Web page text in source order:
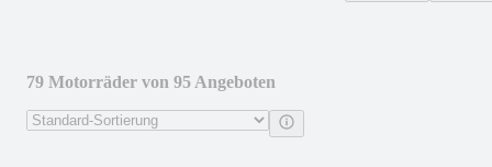
79 Motorräder von 95 Angeboten